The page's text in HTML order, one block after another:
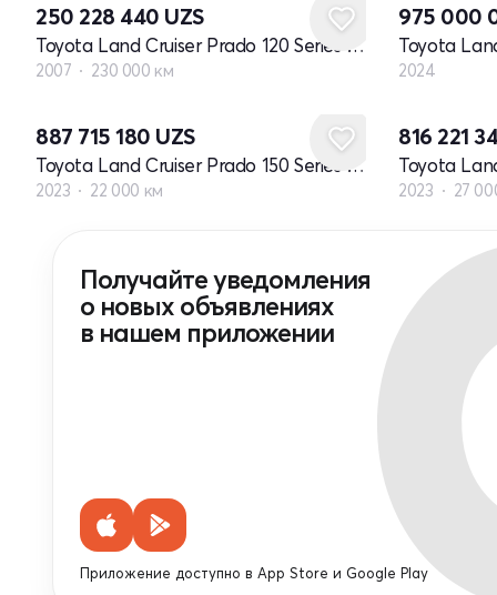
250 228 440 UZS
Toyota Land Cruiser Prado 120 Series рестайлинг
2007 230 000 км
975 000
Toyota
2024
887 715 180 UZS
Toyota Land Cruiser Prado 150 Series рестайлинг 3
2023 22 000 км
816 221
2023 27
Получайте уведомления
о новых объявлениях
в нашем приложении
Приложение доступно в App Store и Google Play